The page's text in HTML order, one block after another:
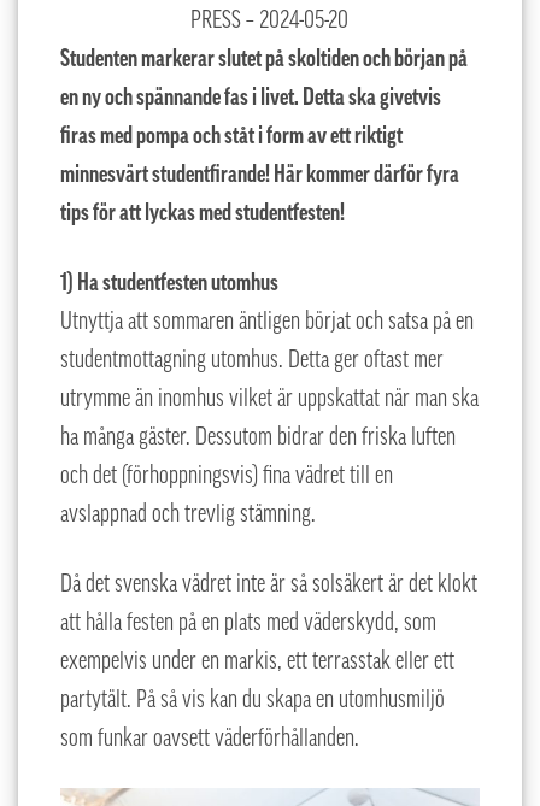
PRESS – 2024-05-20
Studenten markerar slutet på skoltiden och början på
en ny och spännande fas i livet. Detta ska givetvis
firas med pompa och ståt i form av ett riktigt
minnesvärt studentfirande! Här kommer därför fyra
tips för att lyckas med studentfesten!
1) Ha studentfesten utomhus
Utnyttja att sommaren äntligen börjat och satsa på en
studentmottagning utomhus. Detta ger oftast mer
utrymme än inomhus vilket är uppskattat när man ska
ha många gäster. Dessutom bidrar den friska luften
och det (förhoppningsvis) fina vädret till en
avslappnad och trevlig stämning.
Då det svenska vädret inte är så solsäkert är det klokt
att hålla festen på en plats med väderskydd, som
exempelvis under en markis, ett terrasstak eller ett
partytält. På så vis kan du skapa en utomhusmiljö
som funkar oavsett väderförhållanden.